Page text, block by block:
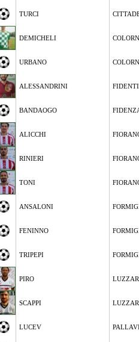
TURCI
DEMICHELI
URBANO
ALESSANDRINI
BANDAOGO
ALICCHI
RINIERI
TONI
ANSALONI
FENINNO
TRIPEPI
PIRO
SCAPPI
LUCEV